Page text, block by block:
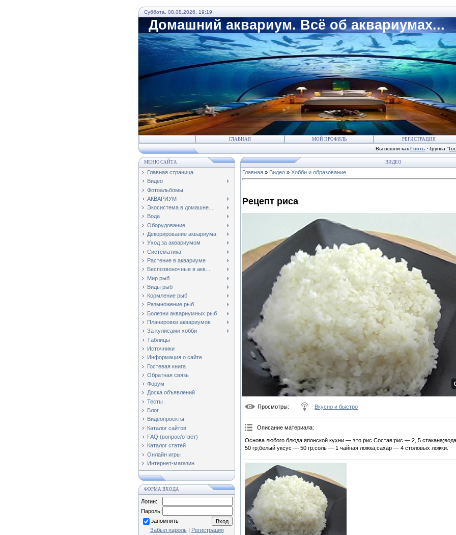
Суббота, 08.08.2026, 19:19
Домашний аквариум. Всё об аквариумах...
ГЛАВНАЯ МОЙ ПРОФИЛЬ РЕГИСТРАЦИЯ
Вы вошли как Гость · Группа "
МЕНЮ САЙТА
Главная страница
Видео
Фотоальбомы
АКВАРИУМ
Экосистема в домашне...
Вода
Оборудование
Декорирование аквариума
Уход за аквариумом
Систематика
Растение в аквариуме
Беспозвоночные в акв...
Мир рыб
Виды рыб
Кормление рыб
Размножение рыб
Болезни аквариумных рыб
Планировки аквариумов
За кулисами хобби
Таблицы
Источники
Информация о сайте
Гостевая книга
Обратная связь
Форум
Доска объявлений
Тесты
Блог
Видеопроекты
Каталог сайтов
FAQ (вопрос/ответ)
Каталог статей
Онлайн игры
Интернет-магазин
ФОРМА ВХОДА
Логин:
Пароль:
запомнить
Забыл пароль| Регистрация
ВИДЕО
Главная » Видео » Хобби и образование
Рецепт риса
Просмотры: Вкусно и быстро
Описание материала:
Основа любого блюда японской кухни — это рис.Состав:рис — 2, 5
50 гр;белый уксус — 50 гр;соль — 1 чайная ложка;сахар — 4 столовых ложки.